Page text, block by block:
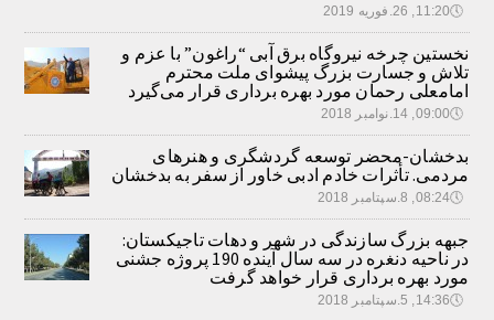
🕔11:20, 26.فوریه 2019
نخستین چرخه نیروگاه برق آبی “راغون” با عزم و
تلاش و جسارت بزرگ پیشوای ملت محترم
امامعلی رحمان مورد بهره برداری قرار می‌گیرد
🕔09:00, 14.نوامبر 2018
بدخشان-محضر توسعه گردشگری و هنرهای
مردمی. تأثرات خادم ادبی خاور از سفر به بدخشان
🕔08:24, 8.سپتامبر 2018
جبهه بزرگ سازندگی در شهر و دهات تاجیکستان:
در ناحیه دنغره در سه سال آینده 190 پروژه جشنی
مورد بهره برداری قرار خواهد گرفت
🕔14:36, 5.سپتامبر 2018